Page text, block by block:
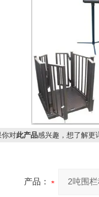
对此产品感兴趣，想了解更
产品：